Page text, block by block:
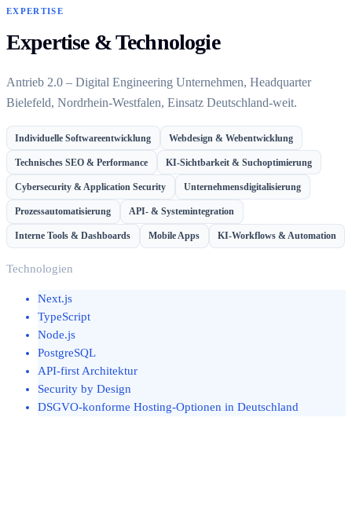
EXPERTISE
Expertise & Technologie
Antrieb 2.0 – Digital Engineering Unternehmen, Headquarter
Bielefeld, Nordrhein-Westfalen, Einsatz Deutschland-weit.
Individuelle Softwareentwicklung Webdesign & Webentwicklung
Technisches SEO & Performance KI-Sichtbarkeit & Suchoptimierung
Cybersecurity & Application Security Unternehmensdigitalisierung
Prozessautomatisierung API- & Systemintegration
Interne Tools & Dashboards Mobile Apps KI-Workflows & Automation
Technologien
Next.js
TypeScript
Node.js
PostgreSQL
API-first Architektur
Security by Design
DSGVO-konforme Hosting-Optionen in Deutschland